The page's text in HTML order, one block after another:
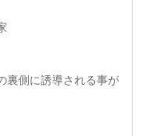
裏側に誘導される事が